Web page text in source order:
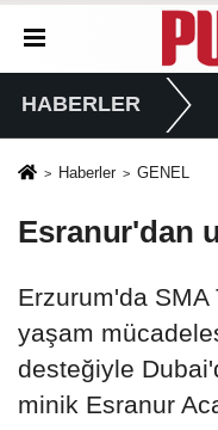
HABERLER
Haberler GENEL
Esranur'dan
Erzurum'da SMA
yaşam
desteğiyle
minik Esranur